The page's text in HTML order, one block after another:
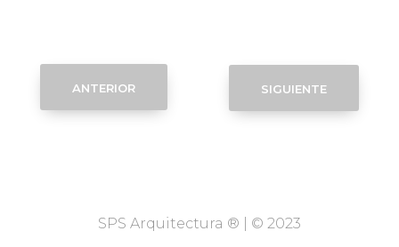
anterior siguiente
SPS Arquitectura ® | © 2023